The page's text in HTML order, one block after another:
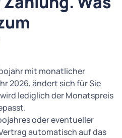
mit monatlicher
2026, ändert sich für Sie
lediglich der Monatspreis
oder eventueller
automatisch auf das